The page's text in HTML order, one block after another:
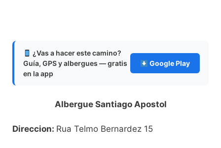
¿Vas a hacer este camino?
Guía, GPS y albergues — gratis
en la app
Google Play
Albergue Santiago Apostol
Direccion: Rua Telmo Bernardez 15